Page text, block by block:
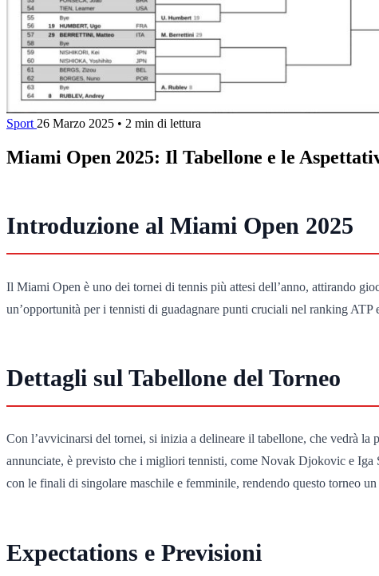
Sport 26 Marzo 2025 • 2 min di lettura
Miami Open 2025: Il Tabellone e le
Introduzione al Miami Open 2025
Il Miami Open è uno dei tornei di tennis più attesi dell’anno, attirando
un’opportunità per i tennisti di guadagnare punti cruciali nel ranking
Dettagli sul Tabellone del Torneo
Con l’avvicinarsi del tornei, si inizia a delineare il tabellone, che vedrà
annunciate, è previsto che i migliori tennisti, come Novak Djokovic e
con le finali di singolare maschile e femminile, rendendo questo torneo
Expectations e Previsioni